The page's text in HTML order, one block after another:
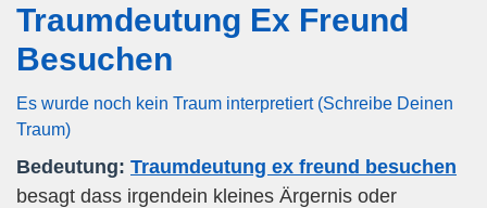
Traumdeutung Ex Freund
Besuchen
Es wurde noch kein Traum interpretiert (Schreibe Deinen
Traum)
Bedeutung: Traumdeutung ex freund besuchen
besagt dass irgendein kleines Ärgernis oder